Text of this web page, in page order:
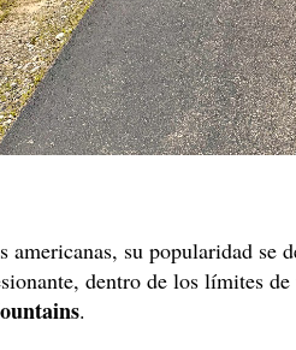
americanas, su popularidad
dentro de los límites
.